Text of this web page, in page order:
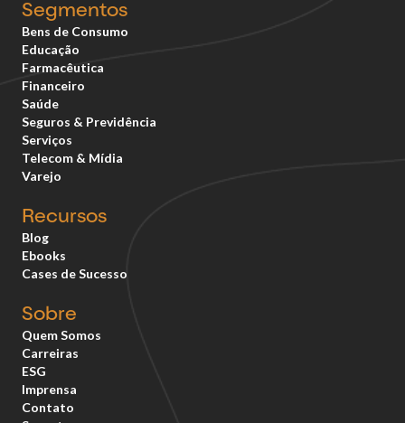
Segmentos
Bens de Consumo
Educação
Farmacêutica
Financeiro
Saúde
Seguros & Previdência
Serviços
Telecom & Mídia
Varejo
Recursos
Blog
Ebooks
Cases de Sucesso
Sobre
Quem Somos
Carreiras
ESG
Imprensa
Contato